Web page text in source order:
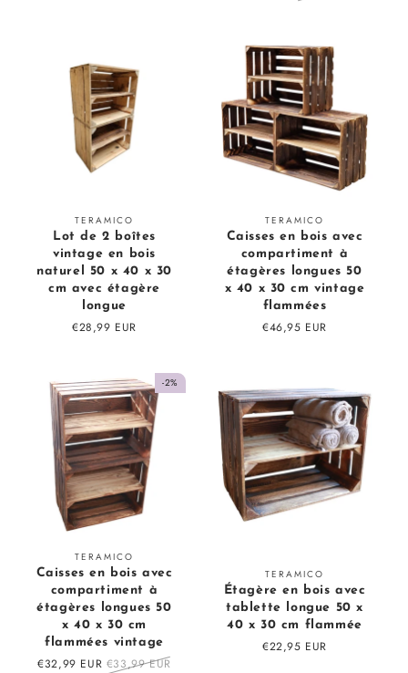
Fournisseur
:
TERAMICO
Lot de 2 boîtes
vintage en bois
naturel 50 x 40 x 30
cm avec étagère
longue
Prix
€28,99 EUR
Fournisseur
:
TERAMICO
Caisses en bois avec
compartiment à
étagères longues 50
x 40 x 30 cm vintage
flammées
Prix
€46,95 EUR
-2%
Fournisseur
:
TERAMICO
Caisses en bois avec
compartiment à
étagères longues 50
x 40 x 30 cm
flammées vintage
Prix
€32,99 EUR Prix
€33,99 EUR
Fournisseur
:
TERAMICO
Étagère en bois avec
tablette longue 50 x
40 x 30 cm flammée
Prix
€22,95 EUR